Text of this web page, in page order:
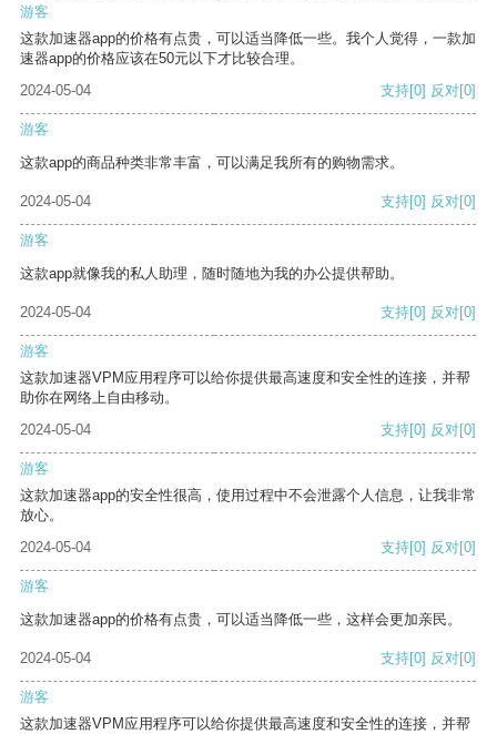
游客
这款加速器app的价格有点贵，可以适当降低一些。我个人觉得，一款加
速器app的价格应该在50元以下才比较合理。
2024-05-04
支持[0] 反对[0]
游客
这款app的商品种类非常丰富，可以满足我所有的购物需求。
2024-05-04 支持[0] 反对[0]
游客
这款app就像我的私人助理，随时随地为我的办公提供帮助。
2024-05-04 支持[0] 反对[0]
游客
这款加速器VPM应用程序可以给你提供最高速度和安全性的连接，并帮
助你在网络上自由移动。
2024-05-04
支持[0] 反对[0]
游客
这款加速器app的安全性很高，使用过程中不会泄露个人信息，让我非常
放心。
2024-05-04
支持[0] 反对[0]
游客
这款加速器app的价格有点贵，可以适当降低一些，这样会更加亲民。
2024-05-04 支持[0] 反对[0]
游客
这款加速器VPM应用程序可以给你提供最高速度和安全性的连接，并帮